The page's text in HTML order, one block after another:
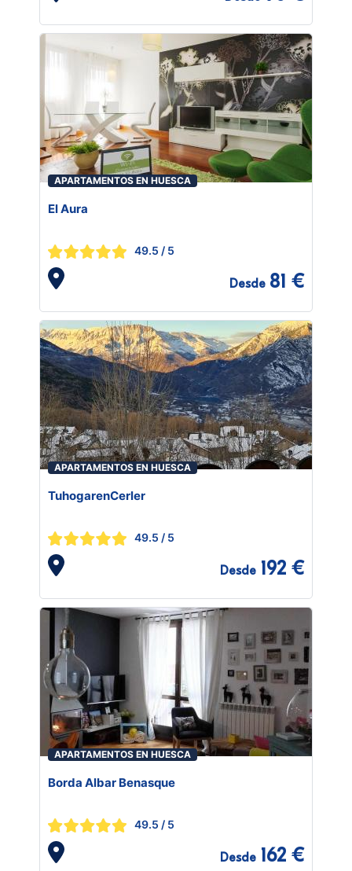
APARTAMENTOS EN HUESCA
El Aura
49.5 / 5
Desde 81 €
APARTAMENTOS EN HUESCA
TuhogarenCerler
49.5 / 5
Desde 192 €
APARTAMENTOS EN HUESCA
Borda Albar Benasque
49.5 / 5
Desde 162 €